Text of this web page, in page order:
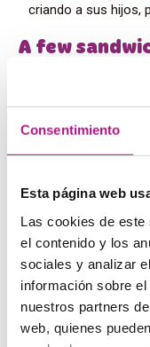
Consentimiento
Esta página web
Las cookies de
el contenido y los
sociales y analizar
información sobre
nuestros partners
web, quienes
criando a sus hijos,
A few
Hay variantes de
decir lo mismo: que
traducción literal
picnic», y es muy
en español.
They never listen
few sandwiches
porque todo el
Is that a
Hay muchos
frase. Por ejemplo,
moda o tendencia